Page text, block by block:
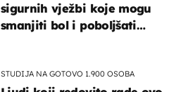
sigurnih vježbi koje mogu
smanjiti bol i poboljšati
STUDIJA NA GOTOVO 1.900 OSOBA